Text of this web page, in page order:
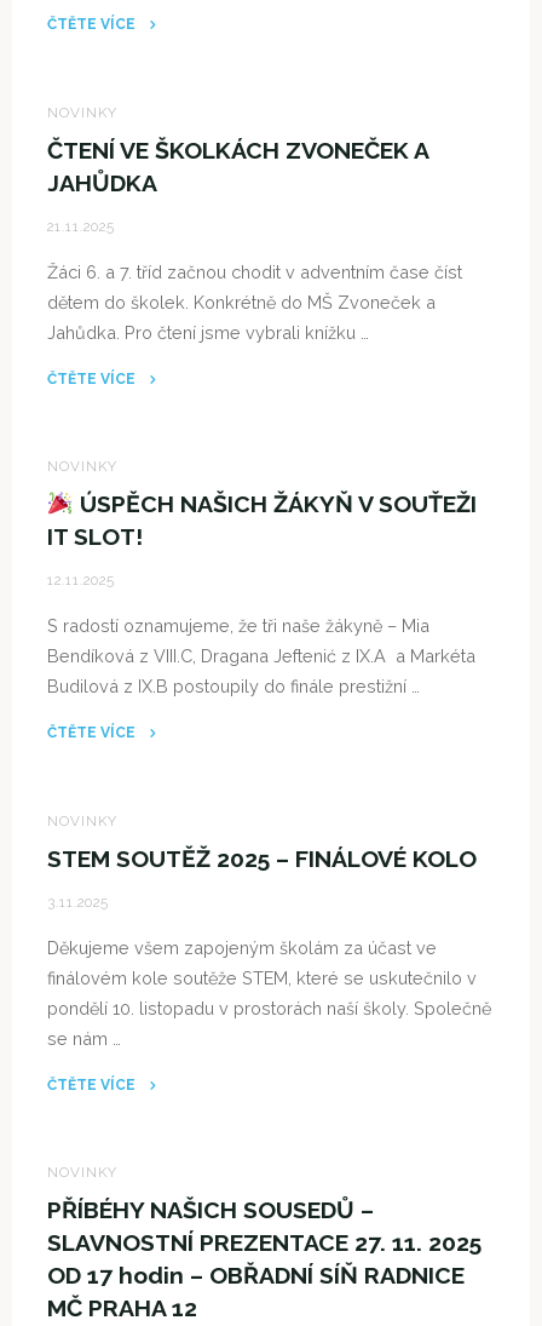
ČTĚTE VÍCE
FILMOVÝ
VEČER
od
NOVINKY
ČTENÍ VE ŠKOLKÁCH ZVONEČEK A
JAHŮDKA
21.11.2025
Žáci 6. a 7. tříd začnou chodit v adventním čase číst
dětem do školek. Konkrétně do MŠ Zvoneček a
Jahůdka. Pro čtení jsme vybrali knížku …
ČTĚTE VÍCE
ŠKOLKÁCH
ZVONEČEK
NOVINKY
ÚSPĚCH NAŠICH ŽÁKYŇ V SOUŤEŽI
IT SLOT!
12.11.2025
S radostí oznamujeme, že tři naše žákyně – Mia
Bendíková z VIII.C, Dragana Jeftenić z IX.A a Markéta
Budilová z IX.B postoupily do finále prestižní …
ČTĚTE VÍCE
ÚSPĚCH
NAŠICH
V
NOVINKY
STEM SOUTĚŽ 2025 – FINÁLOVÉ KOLO
3.11.2025
Děkujeme všem zapojeným školám za účast ve
finálovém kole soutěže STEM, které se uskutečnilo v
pondělí 10. listopadu v prostorách naší školy. Společně
se nám …
ČTĚTE VÍCE
2025
–
NOVINKY
PŘÍBÉHY NAŠICH SOUSEDŮ –
SLAVNOSTNÍ PREZENTACE 27. 11. 2025
OD 17 hodin – OBŘADNÍ SÍŇ RADNICE
MČ PRAHA 12